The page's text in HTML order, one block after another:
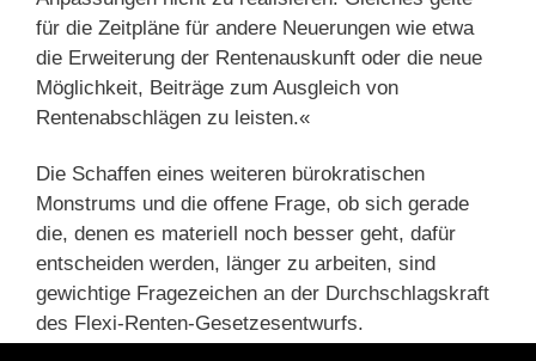
für die Zeitpläne für andere Neuerungen wie etwa
die Erweiterung der Rentenauskunft oder die neue
Möglichkeit, Beiträge zum Ausgleich von
Rentenabschlägen zu leisten.«
Die Schaffen eines weiteren bürokratischen
Monstrums und die offene Frage, ob sich gerade
die, denen es materiell noch besser geht, dafür
entscheiden werden, länger zu arbeiten, sind
gewichtige Fragezeichen an der Durchschlagskraft
des Flexi-Renten-Gesetzesentwurfs.